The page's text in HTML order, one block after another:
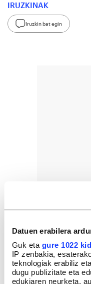
Datuen erabilera
Guk eta gure 1022
IP zenbakia,
teknologiak erabiliz
dugu publizitate eta
edukiaren neurketa,
IRUZKINAK
Iruzkin bat egin